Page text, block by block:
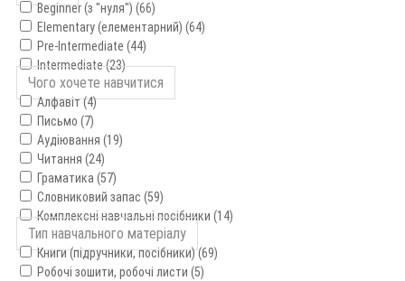
Beginner (з "нуля") (66)
Elementary (елементарний) (64)
Pre-Intermediate (44)
Intermediate (23)
Чого хочете навчитися
Алфавіт (4)
Письмо (7)
Аудіювання (19)
Читання (24)
Граматика (57)
Словниковий запас (59)
Комплексні навчальні посібники (14)
Тип навчального матеріалу
Книги (підручники, посібники) (69)
Робочі зошити, робочі листи (5)